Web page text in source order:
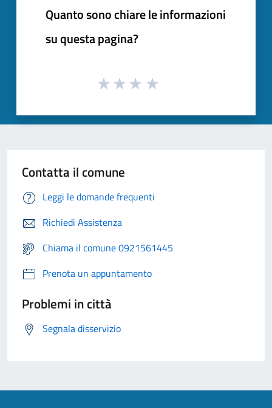
Quanto sono chiare le informazioni
su questa pagina?
Contatta il comune
Leggi le domande frequenti
Richiedi Assistenza
Chiama il comune 0921561445
Prenota un appuntamento
Problemi in città
Segnala disservizio